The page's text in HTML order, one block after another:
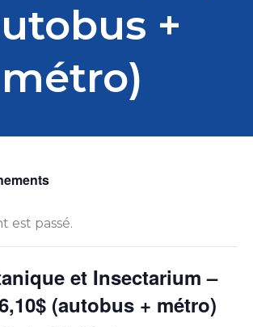
+
métro)
est passé.
et Insectarium –
(autobus + métro)